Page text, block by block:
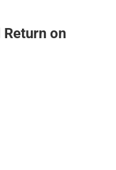
on